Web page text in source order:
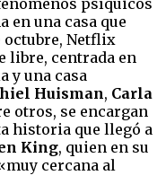
en una casa que
octubre, Netflix
libre, centrada en
y una casa
Huisman, Carla
otros, se encargan
historia que llegó a
King, quien en su
cercana al